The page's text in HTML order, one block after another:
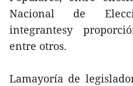
Nacional de
integrantesy
entre otros.
Lamayoría de